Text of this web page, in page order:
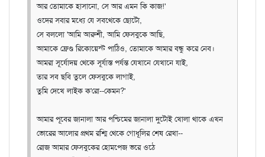
আর তোমাকে হাসানো, সে আর এমন কি কাজ!'
ওদের সবার মধ্যে যে সবথেকে ছোটো,
সে বললো 'আমি আরুশী, আমি ফেসবুকে আছি,
আমাকে ফ্রেণ্ড রিকোয়েস্ট পাঠিও, তোমাকে আমার বন্ধু করে নেব।
আমরা সূর্যোদয় থেকে সূর্যাস্ত পর্যন্ত যেখানে যেখানে যাই,
তার সব ছবি তুলে ফেসবুকে লাগাই,
তুমি দেখে লাইক ক'রো--কেমন?'
আমার পূবের জানালা আর পশ্চিমের জানালা দুটোই খোলা থাকে এখন
ভোরের আলোর প্রথম রশ্মি থেকে গোধূলির শেষ রেখা--
রোজ আমার ফেসবুকের হোমপেজ ভরে ওঠে